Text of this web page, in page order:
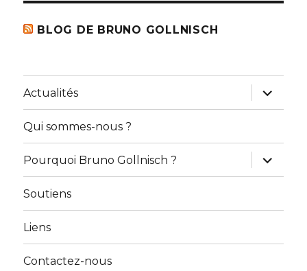
BLOG DE BRUNO GOLLNISCH
Actualités
ouvrir
le
sous-
Qui sommes-nous ?
Pourquoi Bruno Gollnisch ?
ouvrir
le
sous-
Soutiens
Liens
Contactez-nous